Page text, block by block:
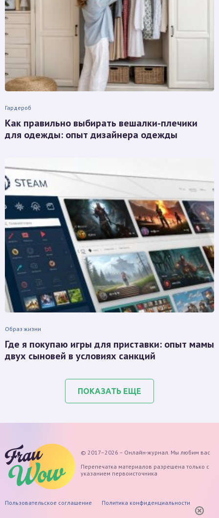
Гардероб
Как правильно выбирать вешалки-плечики
для одежды: опыт дизайнера одежды
Образ жизни
Где я покупаю игры для приставки: опыт мамы
двух сыновей в условиях санкций
ПОКАЗАТЬ ЕЩЕ
© 2017–2026 – Онлайн-журнал. Мы любим вас
Перепечатка материалов разрешена только с
указанием первоисточника
Пользовательское соглашение Политика конфиденциальности